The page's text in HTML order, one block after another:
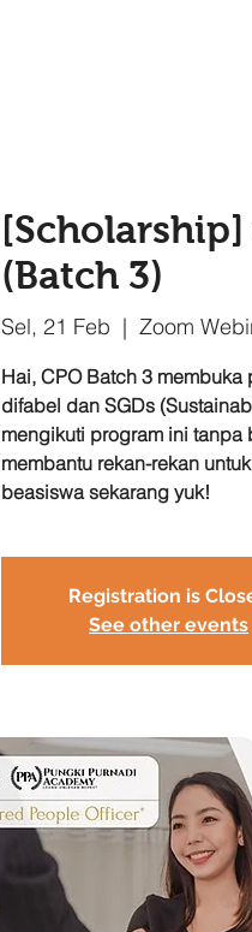
(Batch 3)
Sel, 21 Feb
  |
Zoom
Hai, CPO Batch 3
difabel dan SGDs
mengikuti program ini tanpa
membantu rekan-rekan
beasiswa sekarang yuk!
Registration is
See other events